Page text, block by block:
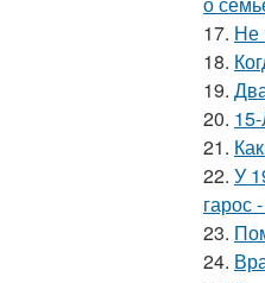
17. Не
18.
19.
20.
21.
22. У
гарос
23.
24.